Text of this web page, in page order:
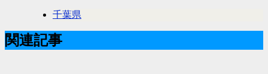
千葉県
関連記事